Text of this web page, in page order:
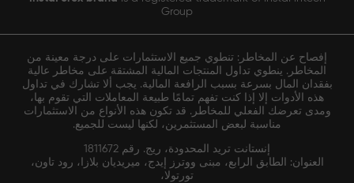
Group
إفصاح عن المخاطر: تنطوي جميع الاستثمارات على درجة معينة من
المخاطر. ينطوي تداول المنتجات المالية المشتقة على مخاطر عالية
بفقدان المال بسرعة بسبب الرافعة المالية. يجب ألا تشارك في تداول
هذه الأدوات إلا إذا كنت تفهم تمامًا طبيعة المعاملات التي تقوم بها،
ومدى تعرضك الفعلي للمخاطر. قد تكون هذه الأنواع من الاستثمارات
مناسبة لبعض المستثمرين، لكنها ليست للجميع.
إنستانت تريد المحدودة، ريج. رقم 1811672
العنوان: الطابق الرابع، مبنى ووترز إيدج، ميريديان بلازا، رود تاون،
تورتولا،